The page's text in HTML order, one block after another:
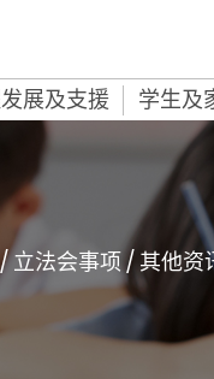
展及支援 学生及
立法会事项 / 其他资